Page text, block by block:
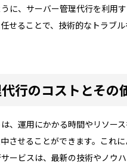
に、サーバー管理代行を利用
せることで、技術的なトラブ
行のコストとその
、運用にかかる時間やリソー
させることができます。これ
ービスは、最新の技術やノウ